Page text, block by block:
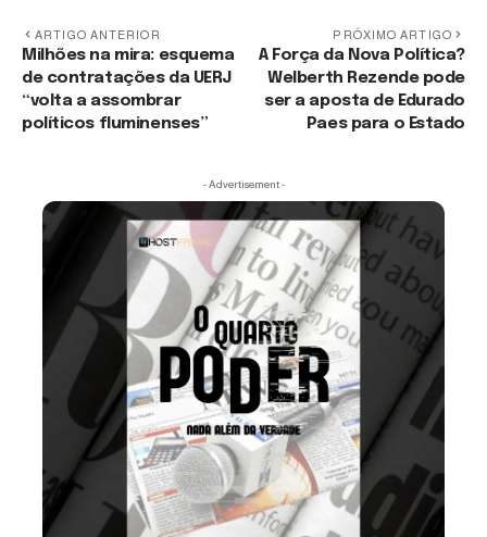
ARTIGO ANTERIOR
Milhões na mira: esquema
de contratações da UERJ
“volta a assombrar
políticos fluminenses”
PRÓXIMO ARTIGO
A Força da Nova Política?
Welberth Rezende pode
ser a aposta de Edurado
Paes para o Estado
- Advertisement -